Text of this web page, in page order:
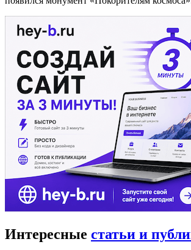
Интересные статьи и